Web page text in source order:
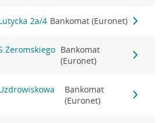
2a/4 Bankomat (Euronet)
Bankomat
(Euronet)
Bankomat
(Euronet)